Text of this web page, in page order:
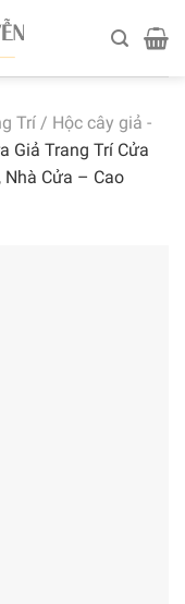
Trí / Hộc cây giả -
Giả Trang Trí Cửa
Nhà Cửa – Cao